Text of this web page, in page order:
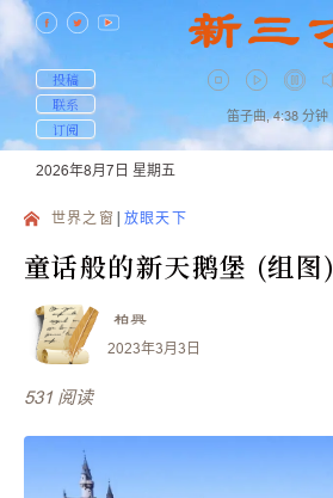
投稿
联系
订阅
笛子曲, 4:38 分钟
2026年8月7日 星期五
世界之窗 放眼天下
童话般的新天鹅堡 (组图)
柏興
2023年3月3日
531 阅读